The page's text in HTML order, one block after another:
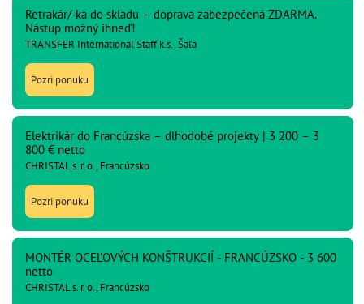
Retrakár/-ka do skladu – doprava zabezpečená ZDARMA.
Nástup možný ihneď!
TRANSFER International Staff k.s., Šaľa
Pozri ponuku
Elektrikár do Francúzska – dlhodobé projekty | 3 200 – 3
800 € netto
CHRISTAL s. r. o., Francúzsko
Pozri ponuku
MONTÉR OCEĽOVÝCH KONŠTRUKCIÍ - FRANCÚZSKO - 3 600
netto
CHRISTAL s. r. o., Francúzsko